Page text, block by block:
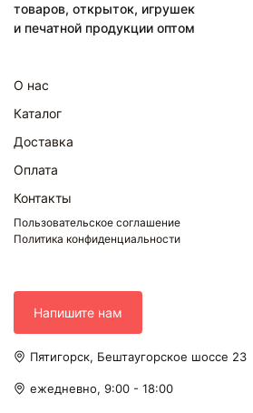
товаров, открыток, игрушек
и печатной продукции оптом
О нас
Каталог
Доставка
Оплата
Контакты
Пользовательское соглашение
Политика конфиденциальности
Напишите нам
Пятигорск, Бештаугорское шоссе 23
ежедневно, 9:00 - 18:00